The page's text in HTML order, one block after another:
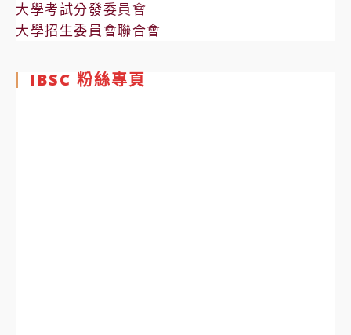
大學考試分發委員會
大學招生委員會聯合會
IBSC 粉絲專頁